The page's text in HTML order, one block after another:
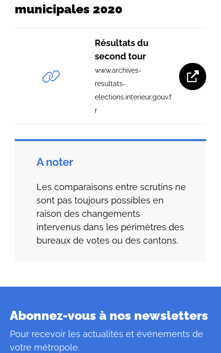
municipales 2020
Résultats du
second tour
www.archives-
resultats-
elections.interieur.gouv.f
r
A noter
Les comparaisons entre scrutins ne
sont pas toujours possibles en
raison des changements
intervenus dans les périmètres des
bureaux de votes ou des cantons.
Abonnez-vous à nos newsletters
Pour recevoir les actualités et événements de
votre métropole.